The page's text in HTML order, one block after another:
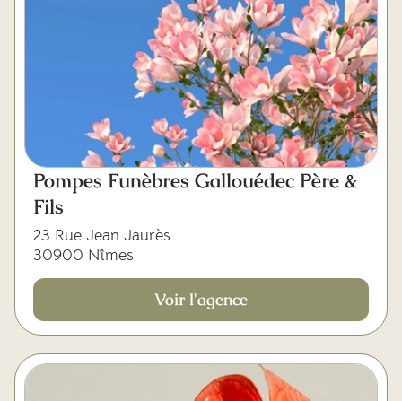
Pompes Funèbres Gallouédec Père &
Fils
23 Rue Jean Jaurès
30900 Nîmes
Voir l'agence